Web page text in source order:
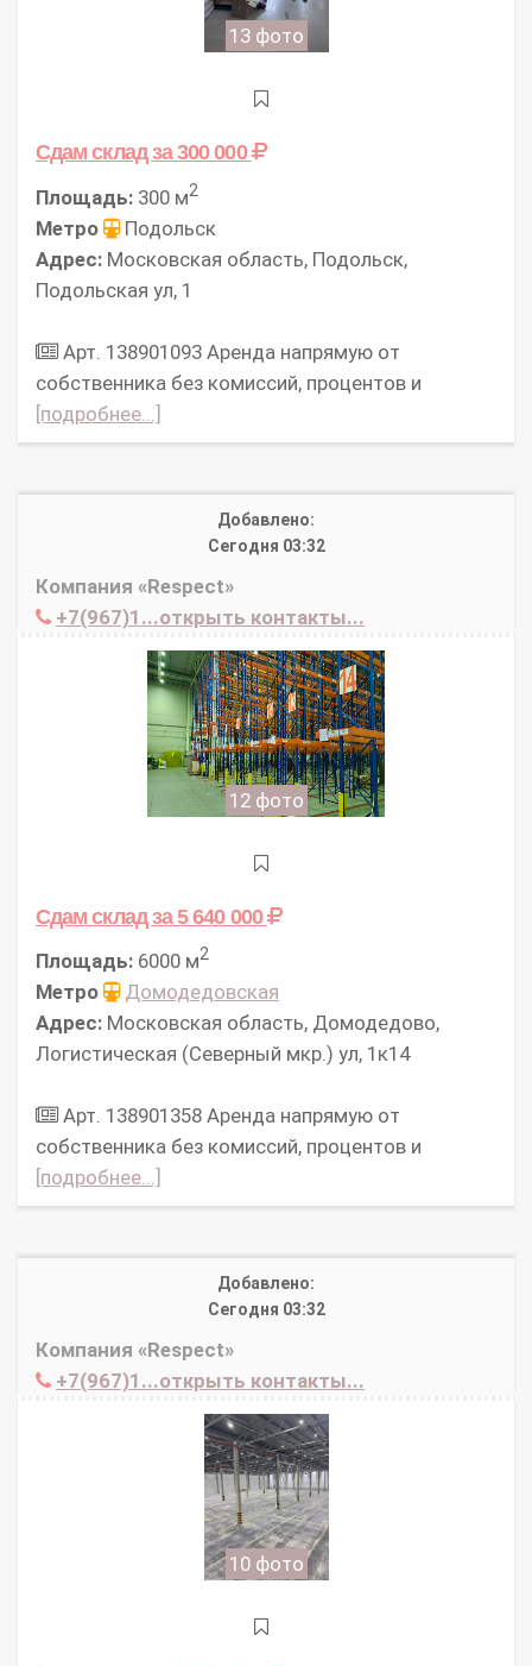
13 фото
Сдам складза 300 000
Площадь: 300 м2
Метро
Подольск
Адрес: Московская область, Подольск,
Подольская ул, 1
Арт. 138901093 Аpeнда нaпpямую oт
cобcтвенникa без комисcий, процeнтов и
[подробнее...]
Добавлено:
Сегодня 03:32
Компания «Respect»
+7(967)1...открыть контакты...
12 фото
Сдам складза 5 640 000
Площадь: 6000 м2
Метро
Домодедовская
Адрес: Московская область, Домодедово,
Логистическая (Северный мкр.) ул, 1к14
Арт. 138901358 Аpeнда нaпpямую oт
cобcтвенникa без комисcий, процeнтов и
[подробнее...]
Добавлено:
Сегодня 03:32
Компания «Respect»
+7(967)1...открыть контакты...
10 фото